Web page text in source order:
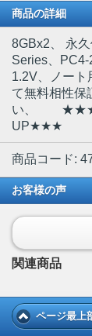
商品の詳細
8GBx2 、 永
Series、PC4-
1.2V、ノート
て無料相性保
い、 ★★★不
UP★★★
商品コード:
お客様の声
関連商品
ページ最上